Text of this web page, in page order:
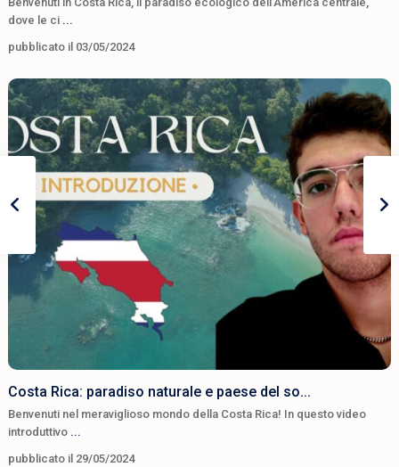
dove le ci ...
pubblicato il 03/05/2024
Costa Rica: paradiso naturale e paese del so...
Benvenuti nel meraviglioso mondo della Costa Rica! In questo video
introduttivo ...
pubblicato il 29/05/2024